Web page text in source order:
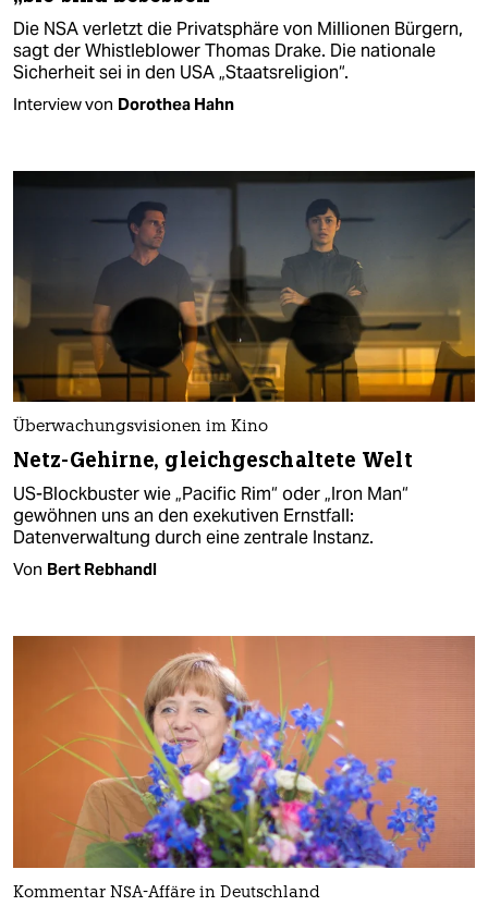
Die NSA verletzt die Privatsphäre von Millionen Bürgern,
sagt der Whistleblower Thomas Drake. Die nationale
Sicherheit sei in den USA „Staatsreligion“.
Interview von Dorothea Hahn
Überwachungsvisionen im Kino
Netz-Gehirne, gleichgeschaltete Welt
US-Blockbuster wie „Pacific Rim“ oder „Iron Man“
gewöhnen uns an den exekutiven Ernstfall:
Datenverwaltung durch eine zentrale Instanz.
Von Bert Rebhandl
Kommentar NSA-Affäre in Deutschland